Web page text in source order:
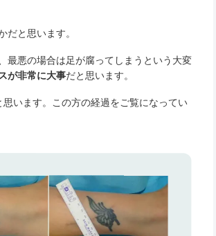
と思います。
最悪の場合は足が腐ってしまうという大変
が非常に大事だと思います。
います。この方の経過をご覧になってい